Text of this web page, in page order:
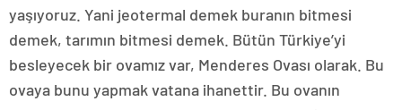
yaşıyoruz. Yani jeotermal demek buranın bitmesi
demek, tarımın bitmesi demek. Bütün Türkiye’yi
besleyecek bir ovamız var, Menderes Ovası olarak. Bu
ovaya bunu yapmak vatana ihanettir. Bu ovanın